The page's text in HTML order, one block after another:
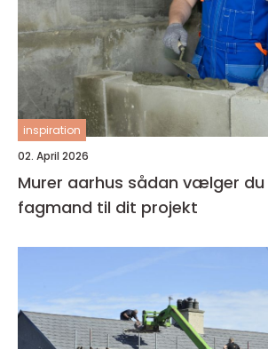
inspiration
02. April 2026
Murer aarhus sådan vælger du den rette
fagmand til dit projekt